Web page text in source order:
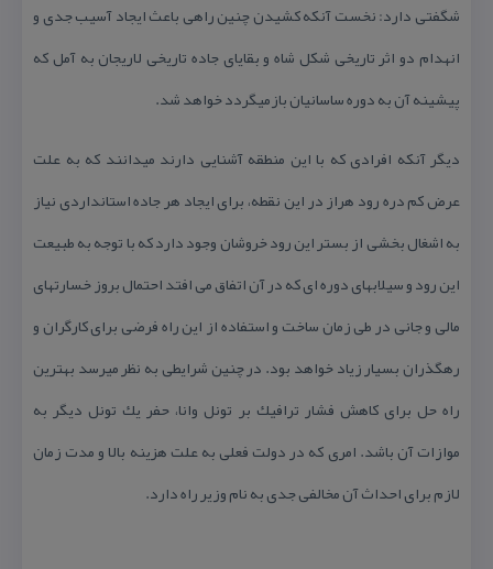
شگفتی دارد: نخست آنكه كشیدن چنین راهی باعث ایجاد آسیب جدی و
انهدام دو اثر تاریخی شكل شاه و بقایای جاده تاریخی لاریجان به آمل كه
پیشینه آن به دوره ساسانیان بازمیگردد خواهد شد.
دیگر آنكه افرادی كه با این منطقه آشنایی دارند میدانند كه به علت
عرض كم دره رود هراز در این نقطه، برای ایجاد هر جاده استانداردی نیاز
به اشغال بخشی از بستر این رود خروشان وجود دارد كه با توجه به طبیعت
این رود و سیلابهای دوره ای كه در آن اتفاق می افتد احتمال بروز خسارتهای
مالی و جانی در طی زمان ساخت و استفاده از این راه فرضی برای كارگران و
رهگذران بسیار زیاد خواهد بود. در چنین شرایطی به نظر میرسد بهترین
راه حل برای كاهش فشار ترافیك بر تونل وانا، حفر یك تونل دیگر به
موازات آن باشد. امری كه در دولت فعلی به علت هزینه بالا و مدت زمان
لازم برای احداث آن مخالفی جدی به نام وزیر راه دارد.